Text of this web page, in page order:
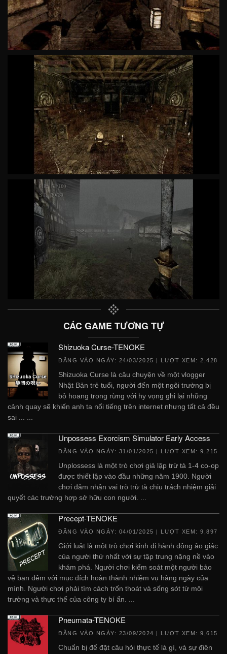
CÁC GAME TƯƠNG TỰ
Shizuoka Curse-TENOKE
ĐĂNG VÀO NGÀY: 24/03/2025 | LƯỢT XEM: 2,428
Shizuoka Curse là câu chuyện về một vlogger
Nhật Bản trẻ tuổi, người đến một ngôi trường bị
bỏ hoang trong rừng với hy vọng ghi lại những
cảnh quay sẽ khiến anh ta nổi tiếng trên internet nhưng tất cả đều
sai ... ...
Unpossess Exorcism Simulator Early Access
ĐĂNG VÀO NGÀY: 31/01/2025 | LƯỢT XEM: 9,215
Unplossess là một trò chơi giả lập trừ tà 1-4 co-op
được thiết lập vào đầu những năm 1900. Người
chơi đảm nhận vai trò trừ tà chịu trách nhiệm giải
quyết các trường hợp sở hữu con người. ...
Precept-TENOKE
ĐĂNG VÀO NGÀY: 04/01/2025 | LƯỢT XEM: 9,897
Giới luật là một trò chơi kinh dị hành động ảo giác
của người thứ nhất với sự tập trung nặng nề vào
khám phá. Người chơi kiểm soát một người bảo
vệ ban đêm với mục đích hoàn thành nhiệm vụ hàng ngày của
mình. Người chơi phải tìm cách trốn thoát và sống sót từ môi
trường và thực thể của công ty bí ẩn. ...
Pneumata-TENOKE
ĐĂNG VÀO NGÀY: 23/09/2024 | LƯỢT XEM: 9,615
Chuẩn bị để đặt câu hỏi thực tế là gì, và sự điên